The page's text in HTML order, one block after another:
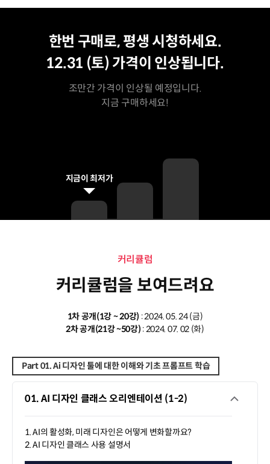
한번 구매로, 평생 시청하세요.
12.31 (토) 가격이 인상됩니다.
조만간 가격이 인상될 예정입니다.
지금 구매하세요!
지금이 최저가
커리큘럼
커리큘럼을 보여드려요
1차 공개(1강 ~ 20강) : 2024. 05. 24 (금)
2차 공개(21강 ~50강) : 2024. 07. 02 (화)
Part 01. Ai 디자인 툴에 대한 이해와 기초 프롬프트 학습
01. AI 디자인 클래스 오리엔테이션 (1-2)
1. AI의 활성화, 미래 디자인은 어떻게 변화할까요?
2. AI 디자인 클래스 사용 설명서